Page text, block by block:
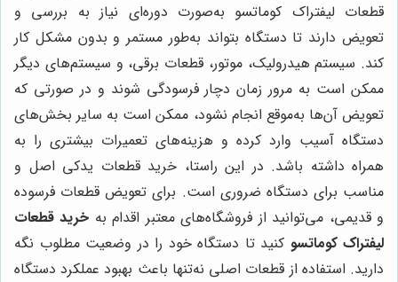
قطعات لیفتراک کوماتسو به‌صورت دوره‌ای نیاز به بررسی و
تعویض دارند تا دستگاه بتواند به‌طور مستمر و بدون مشکل کار
کند. سیستم هیدرولیک، موتور، قطعات برقی، و سیستم‌های دیگر
ممکن است به مرور زمان دچار فرسودگی شوند و در صورتی که
تعویض آن‌ها به‌موقع انجام نشود، ممکن است به سایر بخش‌های
دستگاه آسیب وارد کرده و هزینه‌های تعمیرات بیشتری را به
همراه داشته باشد. در این راستا، خرید قطعات یدکی اصل و
مناسب برای دستگاه ضروری است. برای تعویض قطعات فرسوده
و قدیمی، می‌توانید از فروشگاه‌های معتبر اقدام به خرید قطعات
لیفتراک کوماتسو کنید تا دستگاه خود را در وضعیت مطلوب نگه
دارید. استفاده از قطعات اصلی نه‌تنها باعث بهبود عملکرد دستگاه